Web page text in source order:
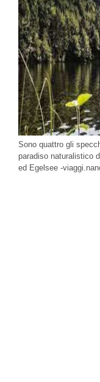
Sono quattro gli
paradiso naturalistico
ed Egelsee -